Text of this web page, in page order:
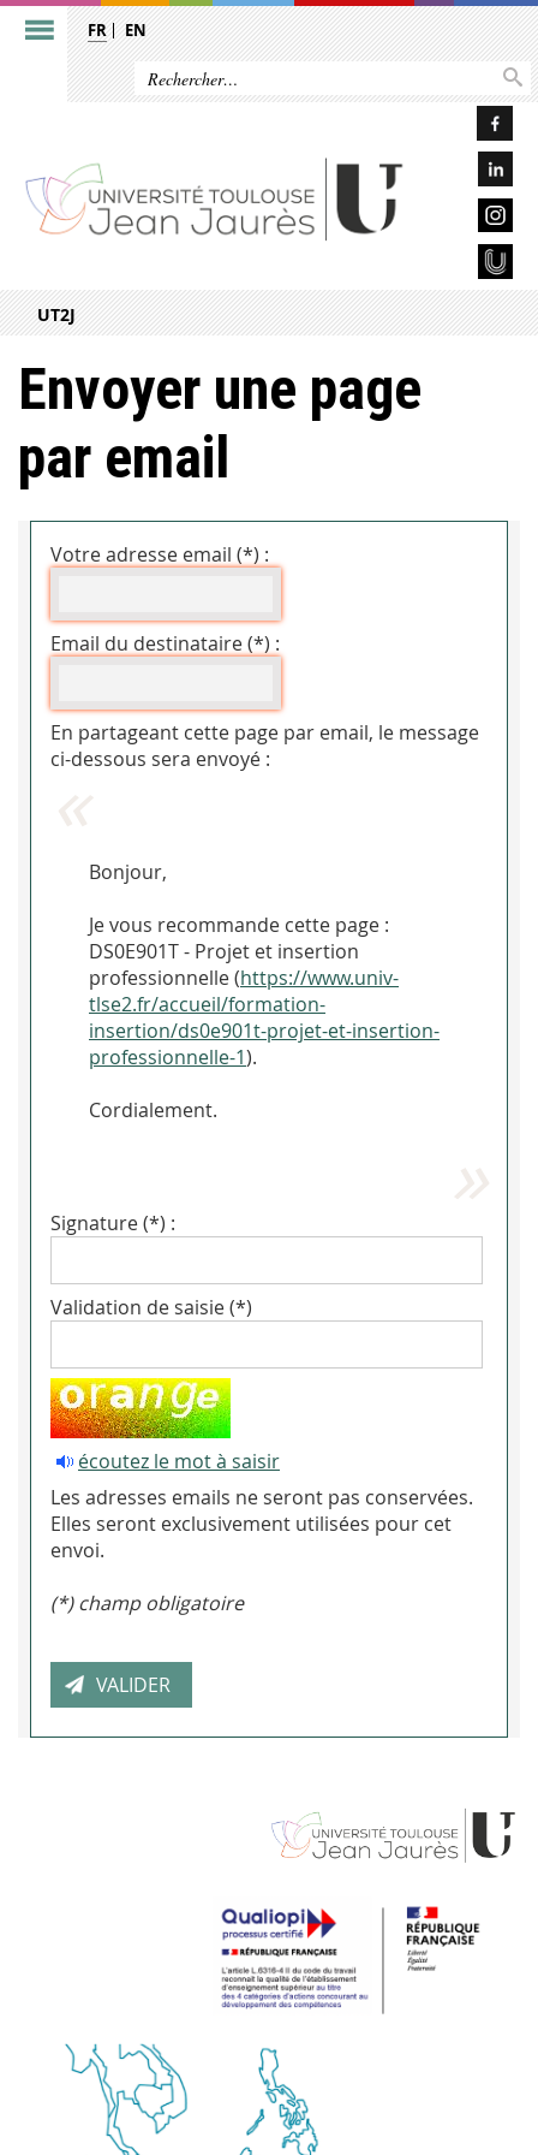
FR EN
UT2J
Envoyer une page
par email
Votre adresse email (*) :
Email du destinataire (*) :
En partageant cette page par email, le message
ci-dessous sera envoyé :
Bonjour,
Je vous recommande cette page :
DS0E901T - Projet et insertion
professionnelle (https://www.univ-
tlse2.fr/accueil/formation-
insertion/ds0e901t-projet-et-insertion-
professionnelle-1).
Cordialement.
Signature (*) :
Validation de saisie (*)
écoutez le mot à saisir
Les adresses emails ne seront pas conservées.
Elles seront exclusivement utilisées pour cet
envoi.
(*) champ obligatoire